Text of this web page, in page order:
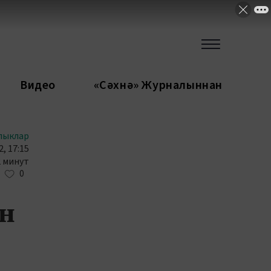
Видео «Сәхнә» Журналыннан
17:15
минут
0